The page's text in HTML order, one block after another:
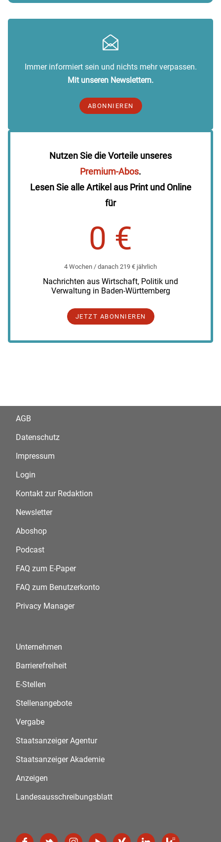
Immer informiert sein und nichts mehr verpassen.
Mit unseren Newslettern.
ABONNIEREN
Nutzen Sie die Vorteile unseres
Premium-Abos.
Lesen Sie alle Artikel aus Print und Online
für
0 €
4 Wochen / danach 219 € jährlich
Nachrichten aus Wirtschaft, Politik und
Verwaltung in Baden-Württemberg
JETZT ABONNIEREN
AGB
Datenschutz
Impressum
Login
Kontakt zur Redaktion
Newsletter
Aboshop
Podcast
FAQ zum E-Paper
FAQ zum Benutzerkonto
Privacy Manager
Unternehmen
Barrierefreiheit
E-Stellen
Stellenangebote
Vergabe
Staatsanzeiger Agentur
Staatsanzeiger Akademie
Anzeigen
Landesausschreibungsblatt